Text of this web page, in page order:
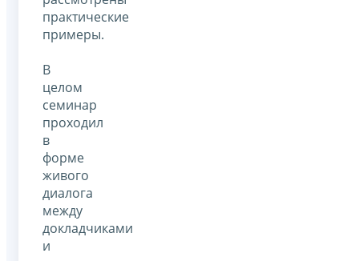
практические
примеры.
В
целом
семинар
проходил
в
форме
живого
диалога
между
докладчиками
и